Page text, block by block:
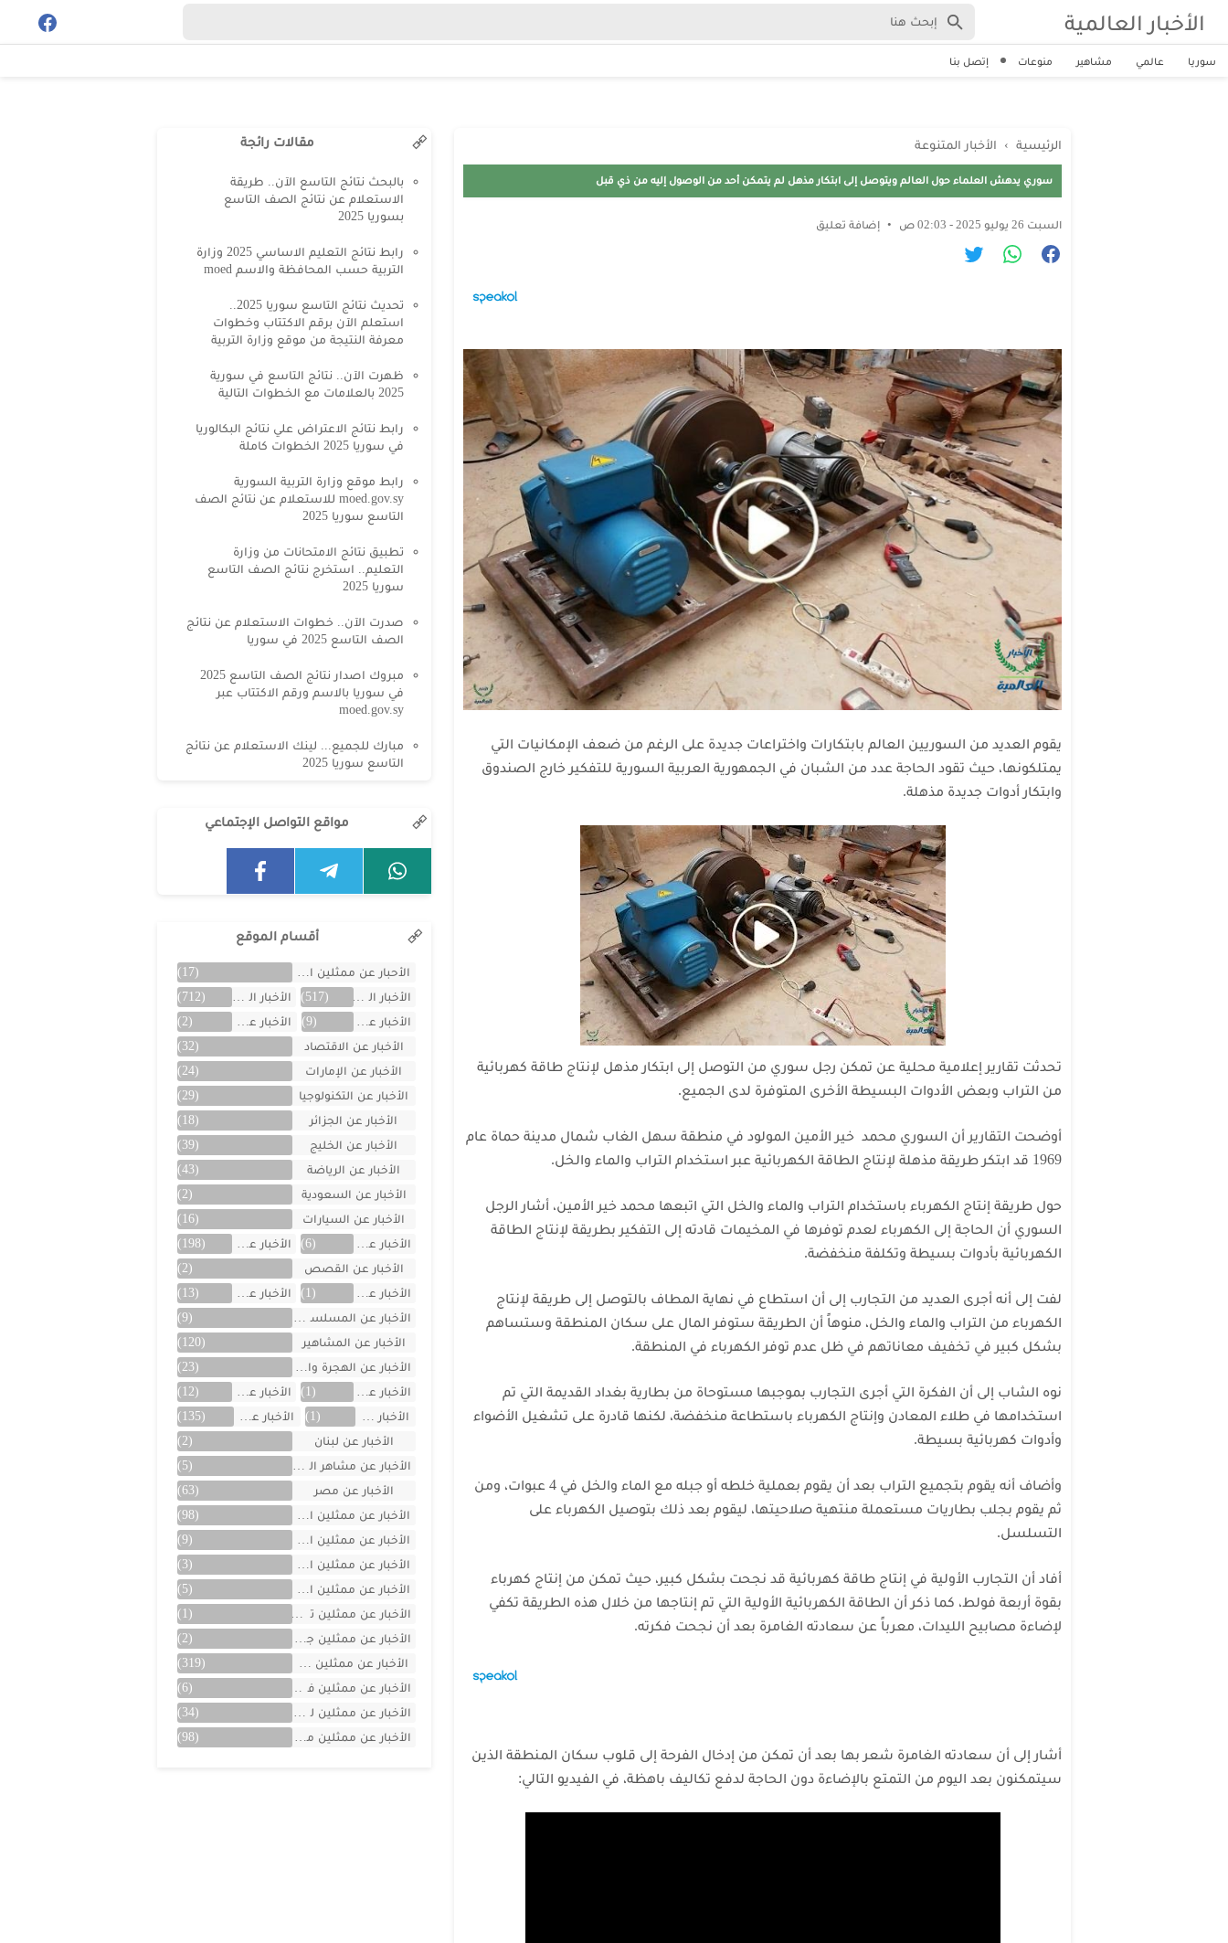
الأخبار العالمية
سوريا عالمي مشاهير منوعات إتصل بنا
الرئيسية › الأخبار المتنوعة
سوري يدهش العلماء حول العالم ويتوصل إلى ابتكار مذهل لم يتمكن أحد من الوصول إليه من ذي قبل
السبت 26 يوليو 2025 - 02:03 ص إضافة تعليق
يقوم العديد من السوريين العالم بابتكارات واختراعات جديدة على الرغم من ضعف الإمكانيات التي
يمتلكونها، حيث تقود الحاجة عدد من الشبان في الجمهورية العربية السورية للتفكير خارج الصندوق
وابتكار أدوات جديدة مذهلة.
تحدثت تقارير إعلامية محلية عن تمكن رجل سوري من التوصل إلى ابتكار مذهل لإنتاج طاقة كهربائية
من التراب وبعض الأدوات البسيطة الأخرى المتوفرة لدى الجميع.
أوضحت التقارير أن السوري محمد خير الأمين المولود في منطقة سهل الغاب شمال مدينة حماة عام
1969 قد ابتكر طريقة مذهلة لإنتاج الطاقة الكهربائية عبر استخدام التراب والماء والخل.
حول طريقة إنتاج الكهرباء باستخدام التراب والماء والخل التي اتبعها محمد خير الأمين، أشار الرجل
السوري أن الحاجة إلى الكهرباء لعدم توفرها في المخيمات قادته إلى التفكير بطريقة لإنتاج الطاقة
الكهربائية بأدوات بسيطة وتكلفة منخفضة.
لفت إلى أنه أجرى العديد من التجارب إلى أن استطاع في نهاية المطاف بالتوصل إلى طريقة لإنتاج
الكهرباء من التراب والماء والخل، منوهاً أن الطريقة ستوفر المال على سكان المنطقة وستساهم
بشكل كبير في تخفيف معاناتهم في ظل عدم توفر الكهرباء في المنطقة.
نوه الشاب إلى أن الفكرة التي أجرى التجارب بموجبها مستوحاة من بطارية بغداد القديمة التي تم
استخدامها في طلاء المعادن وإنتاج الكهرباء باستطاعة منخفضة، لكنها قادرة على تشغيل الأضواء
وأدوات كهربائية بسيطة.
وأضاف أنه يقوم بتجميع التراب بعد أن يقوم بعملية خلطه أو جبله مع الماء والخل في 4 عبوات، ومن
ثم يقوم بجلب بطاريات مستعملة منتهية صلاحيتها، ليقوم بعد ذلك بتوصيل الكهرباء على
التسلسل.
أفاد أن التجارب الأولية في إنتاج طاقة كهربائية قد نجحت بشكل كبير، حيث تمكن من إنتاج كهرباء
بقوة أربعة فولط، كما ذكر أن الطاقة الكهربائية الأولية التي تم إنتاجها من خلال هذه الطريقة تكفي
لإضاءة مصابيح الليدات، معرباً عن سعادته الغامرة بعد أن نجحت فكرته.
أشار إلى أن سعادته الغامرة شعر بها بعد أن تمكن من إدخال الفرحة إلى قلوب سكان المنطقة الذين
سيتمكنون بعد اليوم من التمتع بالإضاءة دون الحاجة لدفع تكاليف باهظة، في الفيديو التالي:
مقالات رائجة
بالبحث نتائج التاسع الآن.. طريقة
الاستعلام عن نتائج الصف التاسع
بسوريا 2025
رابط نتائج التعليم الاساسي 2025 وزارة
التربية حسب المحافظة والاسم moed
تحديث نتائج التاسع سوريا 2025..
استعلم الآن برقم الاكتتاب وخطوات
معرفة النتيجة من موقع وزارة التربية
ظهرت الآن.. نتائج التاسع في سورية
2025 بالعلامات مع الخطوات التالية
رابط نتائج الاعتراض علي نتائج البكالوريا
في سوريا 2025 الخطوات كاملة
رابط موقع وزارة التربية السورية
moed.gov.sy للاستعلام عن نتائج الصف
التاسع سوريا 2025
تطبيق نتائج الامتحانات من وزارة
التعليم.. استخرج نتائج الصف التاسع
سوريا 2025
صدرت الآن.. خطوات الاستعلام عن نتائج
الصف التاسع 2025 في سوريا
مبروك اصدار نتائج الصف التاسع 2025
في سوريا بالاسم ورقم الاكتتاب عبر
moed.gov.sy
مبارك للجميع... لينك الاستعلام عن نتائج
التاسع سوريا 2025
مواقع التواصل الإجتماعي
أقسام الموقع
الأحبار عن ممثلين الخليج
(17)
الأخبار العالمية
(517) الأخبار المتنوعة
(712)
الأخبار عن الأردن
(9) الأخبار عن الأفلام
(2)
الأخبار عن الاقتصاد
(32)
الأخبار عن الإمارات
(24)
الأخبار عن التكنولوجيا
(29)
الأخبار عن الجزائر
(18)
الأخبار عن الخليج
(39)
الأخبار عن الرياضة
(43)
الأخبار عن السعودية
(2)
الأخبار عن السيارات
(16)
الأخبار عن العراق
(6) الأخبار عن الفن
(198)
الأخبار عن القصص
(2)
الأخبار عن الكويت
(1) الأخبار عن ألمانيا
(13)
الأخبار عن المسلسلات
(9)
الأخبار عن المشاهير
(120)
الأخبار عن الهجرة والسفر
(23)
الأخبار عن اليمن
(1) الأخبار عن تركية
(12)
الأخبار عن تونس
(1) الأخبار عن سوريا
(135)
الأخبار عن لبنان
(2)
الأخبار عن مشاهر الهند
(5)
الأخبار عن مصر
(63)
الأخبار عن ممثلين اتراك
(98)
الأخبار عن ممثلين الأجانب
(9)
الأخبار عن ممثلين الأردن
(3)
الأخبار عن ممثلين المغرب
(5)
الأخبار عن ممثلين تونس
(1)
الأخبار عن ممثلين جزائريين
(2)
الأخبار عن ممثلين سوريين
(319)
الأخبار عن ممثلين فلسطينين
(6)
الأخبار عن ممثلين لبنان
(34)
الأخبار عن ممثلين مصريين
(98)